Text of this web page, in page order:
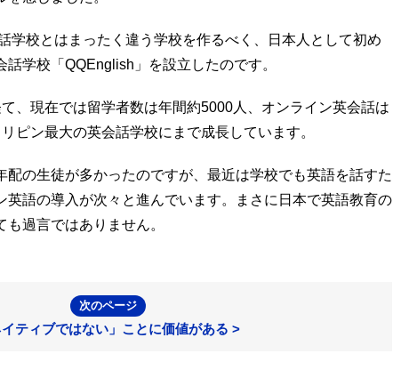
学校とはまったく違う学校を作るべく、日本人として初め
学校「QQEnglish」を設立したのです。
、現在では留学者数は年間約5000人、オンライン英会話は
ピン最大の英会話学校にまで成長しています。
配の生徒が多かったのですが、最近は学校でも英語を話すた
英語の導入が次々と進んでいます。まさに日本で英語教育の
過言ではありません。
次のページ
イティブではない」ことに価値がある >